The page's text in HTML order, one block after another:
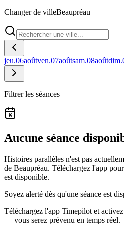
Changer de villeBeaupréau
jeu.06aoûtven.07aoûtsam.08aoûtdim.
Filtrer les séances
Aucune séance
Histoires parallèles n'est pas
de Beaupréau. Téléchargez l'app
est disponible.
Soyez alerté dès qu'une séance est
Téléchargez l'app Timepilot et
— vous serez prévenu en temps réel.